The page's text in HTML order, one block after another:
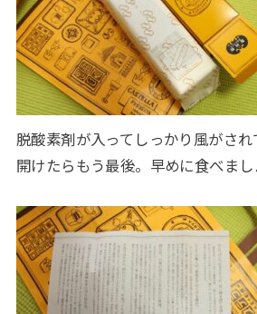
脱酸素剤が入ってしっかり風がされ
開けたらもう最後。早めに食べまし